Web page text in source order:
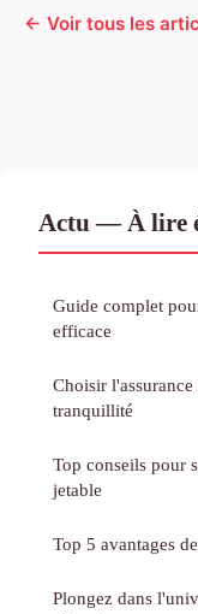
← Voir tous les
Actu — À lire
Guide complet
efficace
Choisir
tranquillité
Top conseils pour
jetable
Top 5 avantages
Plongez dans